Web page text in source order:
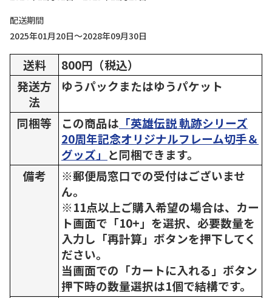
配送期間
2025年01月20日～2028年09月30日
送料
800円（税込）
発送方
法
ゆうパックまたはゆうパケット
同梱等 この商品は 「英雄伝説 軌跡シリーズ
20周年記念オリジナルフレーム切手＆
グッズ」 と同梱できます。
備考
※郵便局窓口での受付はございませ
ん。
※11点以上ご購入希望の場合は、カー
ト画面で「10+」を選択、必要数量を
入力し「再計算」ボタンを押下してく
ださい。
当画面での「カートに入れる」ボタン
押下時の数量選択は1個で結構です。